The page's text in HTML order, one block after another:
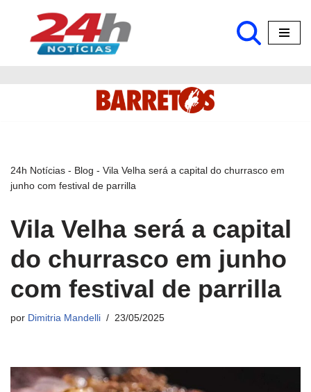
Pular
24h Notícias - Blog - Vila Velha será a capital do churrasco em
junho com festival de parrilla
Vila Velha será a capital
do churrasco em junho
com festival de parrilla
por Dimitria Mandelli 23/05/2025